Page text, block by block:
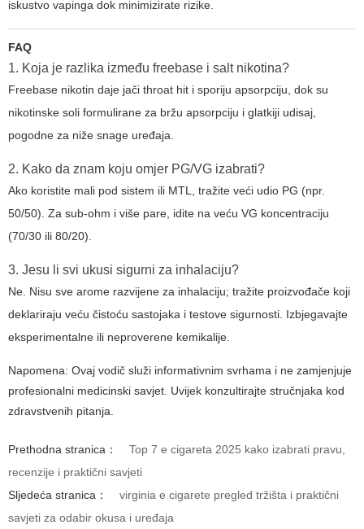
iskustvo vapinga dok minimizirate rizike.
FAQ
1. Koja je razlika između freebase i salt nikotina?
Freebase nikotin daje jači throat hit i sporiju apsorpciju, dok su
nikotinske soli formulirane za bržu apsorpciju i glatkiji udisaj,
pogodne za niže snage uređaja.
2. Kako da znam koju omjer PG/VG izabrati?
Ako koristite mali pod sistem ili MTL, tražite veći udio PG (npr.
50/50). Za sub-ohm i više pare, idite na veću VG koncentraciju
(70/30 ili 80/20).
3. Jesu li svi ukusi sigurni za inhalaciju?
Ne. Nisu sve arome razvijene za inhalaciju; tražite proizvođače koji
deklariraju veću čistoću sastojaka i testove sigurnosti. Izbjegavajte
eksperimentalne ili neproverene kemikalije.
Napomena: Ovaj vodič služi informativnim svrhama i ne zamjenjuje
profesionalni medicinski savjet. Uvijek konzultirajte stručnjaka kod
zdravstvenih pitanja.
Prethodna stranica：
Top 7 e cigareta 2025 kako izabrati pravu,
recenzije i praktični savjeti
Sljedeća stranica：
virginia e cigarete pregled tržišta i praktični
savjeti za odabir okusa i uređaja